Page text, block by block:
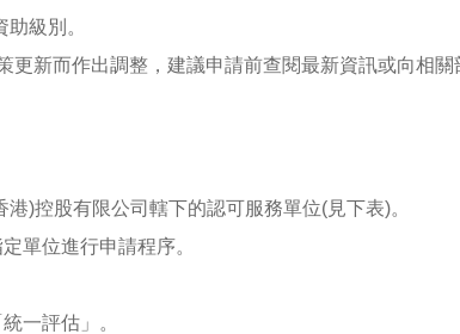
級別。
更新而作出調整，建議申請前查閱最新資訊或向相關
)控股有限公司轄下的認可服務單位(見下表)。
單位進行申請程序。
一評估」。